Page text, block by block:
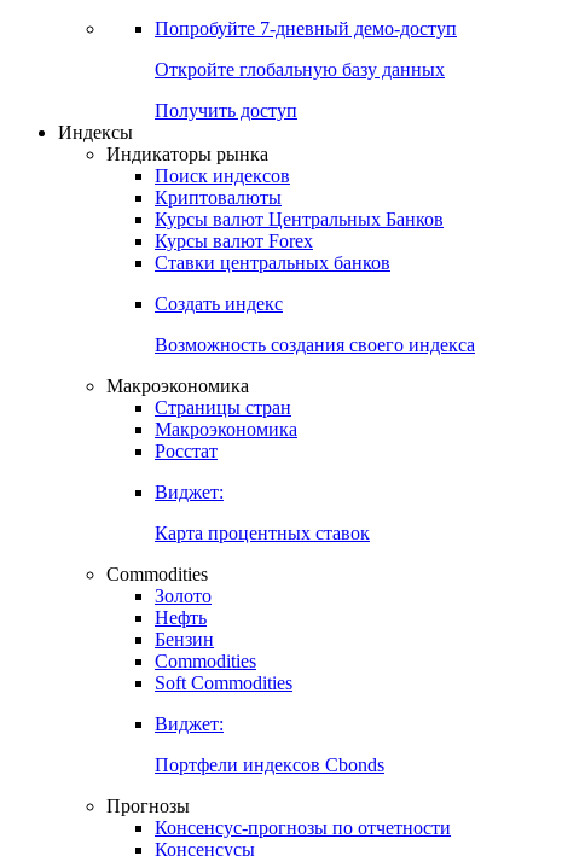
Попробуйте 7-дневный демо-доступ
Откройте глобальную базу данных
Получить доступ
Индексы
Индикаторы рынка
Поиск индексов
Криптовалюты
Курсы валют Центральных Банков
Курсы валют Forex
Ставки центральных банков
Создать индекс
Возможность создания своего индекса
Макроэкономика
Страницы стран
Макроэкономика
Росстат
Виджет:
Карта процентных ставок
Commodities
Золото
Нефть
Бензин
Commodities
Soft Commodities
Виджет:
Портфели индексов Cbonds
Прогнозы
Консенсус-прогнозы по отчетности
Консенсусы